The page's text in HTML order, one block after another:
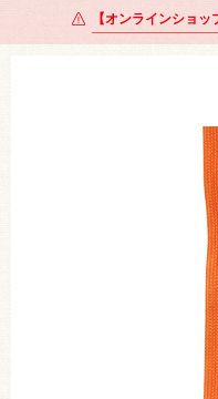
【オンラインショ